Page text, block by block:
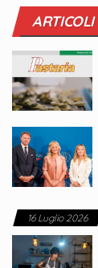
ARTICOLI
16 Luglio 2026